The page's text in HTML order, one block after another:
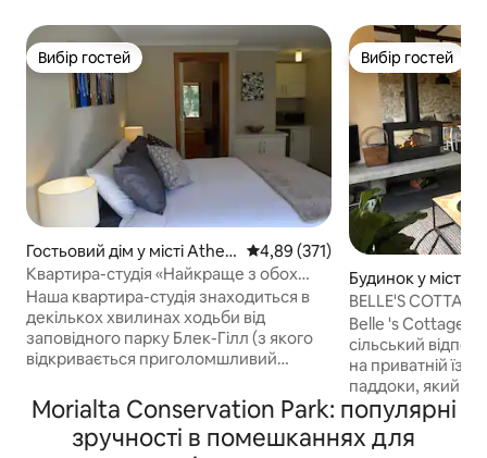
Вибір гостей
Вибір гостей
Гостьовий дім у місті Athels
tone
Середня оцінка: 4,89 з 5,
4,89 (371)
Квартира-студія «Найкраще з обох
світів»
Наша квартира-студія знаходиться в
декількох хвилинах ходьби від
заповідного парку Блек-Гілл (з якого
відкривається приголомшливий
громадського транспорту до центру
міста. Ми живемо на затишній вулиці з
кафе, ресторанами, супермаркетами
Вибір гостей
Вибір гостей
Будинок у місті
BELLE'S
відпочинок у
Belle 's Cottage -
сільський
на приватній
паддоки, який
хвилинах їзди
доступності від
Олдгейт.
Morialta Conservation Park: популярні
зручності в помешканнях для